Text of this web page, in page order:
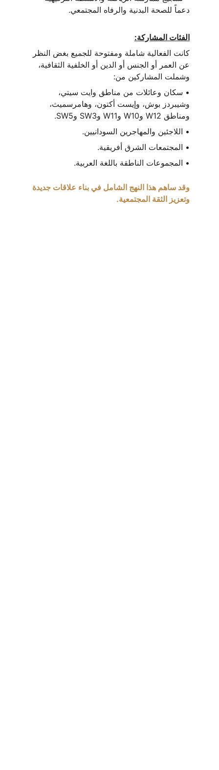
دعماً للصحة البدنية والرفاه المجتمعي.
الفئات المشاركة:
كانت الفعالية شاملة ومفتوحة للجميع بغض النظر
عن العمر أو الجنس أو الدين أو الخلفية الثقافية،
وشملت المشاركين من:
• سكان وعائلات من مناطق وايت سيتي،
وشيبردز بوش، وإيست أكتون، وهامرسميث،
ومناطق W12 وW10 وW11 وSW3 وSW5.
• اللاجئين والمهاجرين السودانيين.
• المجتمعات الشرق أفريقية.
• المجموعات الناطقة باللغة العربية.
وقد ساهم هذا النهج الشامل في بناء علاقات جديدة
وتعزيز الثقة المجتمعية.